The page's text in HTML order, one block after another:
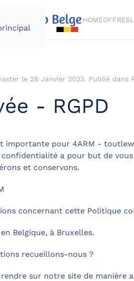
HOMEOFFRES
le 28 Janvier 2023. Publié dans
- RGPD
importante pour 4ARM -
a pour but de
et conservons.
concernant cette Politique
Belgique, à Bruxelles.
recueillons-nous ?
sur notre site de manière